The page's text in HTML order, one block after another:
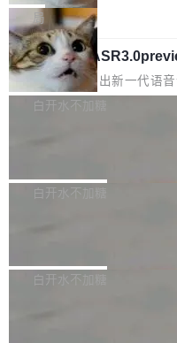
e深度理解服务"）是华为云码
在语法层面完成文本定位，难
内涵与结构关联，导致开发者
理解大规模代码仓时面临显著
颈。 代码仓深度理解服务（
e深度理解服务"）是华为云
调整期间，部门三次通知全员
移到B集群，王某都回复了"收
数据。2024年9月3日下午4点
的账号密码进入A集群，输入
称为"删库跑路"的命令——最
自研的多个文生3D和...
1%，成本降 30%
它们有一个共同的问题：太
的 Kimi K 系列和智谱的 GLM
oE 架构的大模型，好用到让
存永远不够用。 Cloudflare
一直在跑这些模型的推理。
整性保护。效果是：吞吐量
局
腾讯混元 Hy
腾讯混元正式推出新一代语
3.0preview。基于最新一代
让语音识别不再只是听清，而
w 不要求标准普通话，方言识
白开水不加糖
新和少量网页兼容性修复版
容提供的字体时出现的几个问
白开水不加糖
发布的 Release Notes，他
白开水不加糖